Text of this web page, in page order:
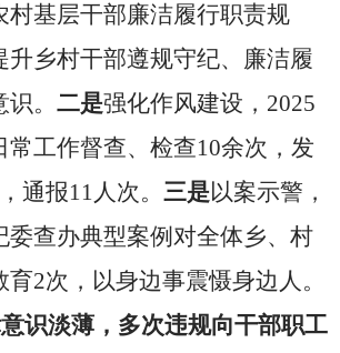
村基层干部廉洁履行职责规
升乡村干部遵规守纪、廉洁履
识。二是强化作风建设， 2025
常工作督查、检查10余次，发
通报11人次。三是以案示警，
委查办典型案例对全体乡、村
育2次，以身边事震慑身边人。
识淡薄，多次违规向干部职工